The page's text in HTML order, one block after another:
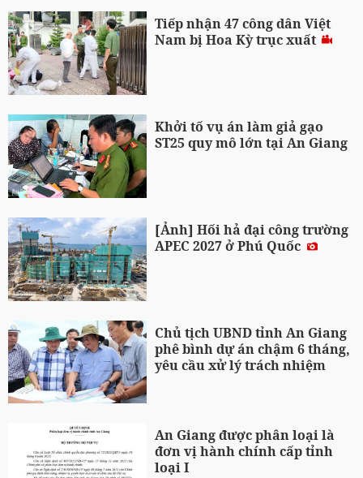
Tiếp nhận 47 công dân Việt
Nam bị Hoa Kỳ trục xuất
Khởi tố vụ án làm giả gạo
ST25 quy mô lớn tại An Giang
[Ảnh] Hối hả đại công trường
APEC 2027 ở Phú Quốc
Chủ tịch UBND tỉnh An Giang
phê bình dự án chậm 6 tháng,
yêu cầu xử lý trách nhiệm
An Giang được phân loại là
đơn vị hành chính cấp tỉnh
loại I